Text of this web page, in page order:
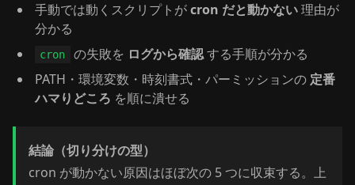
手動では動くスクリプトがcron だと動かない理由が
分かる
cron の失敗を ログから確認する手順が分かる
PATH・環境変数・時刻書式・パーミッションの 定番
ハマりどころ を順に潰せる
結論（切り分けの型）
cron が動かない原因はほぼ次の 5 つに収束する。上